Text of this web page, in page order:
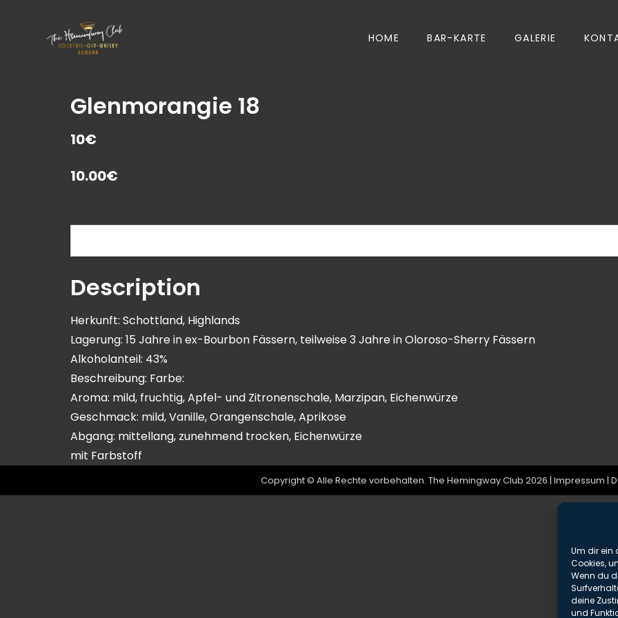
Um dir ein
Cookies,
Wenn du
deine
und
HOME BAR-KARTE GALERIE
Glenmorangie 18
10€
10.00€
Description
Herkunft: Schottland, Highlands
Lagerung: 15 Jahre in ex-Bourbon Fässern, teilweise 3 Jahre in Oloroso-Sherry Fässern
Alkoholanteil: 43%
Beschreibung: Farbe:
Aroma: mild, fruchtig, Apfel- und Zitronenschale, Marzipan, Eichenwürze
Geschmack: mild, Vanille, Orangenschale, Aprikose
Abgang: mittellang, zunehmend trocken, Eichenwürze
mit Farbstoff
Copyright © Alle Rechte vorbehalten. The Hemingway Club 2026 | Impressum |